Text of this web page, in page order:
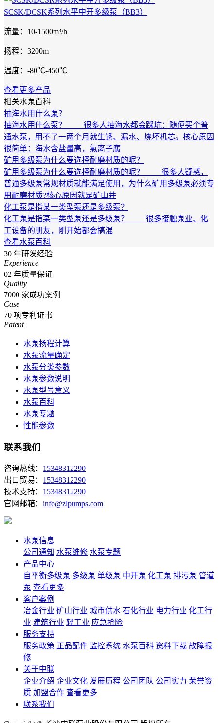
SCSK/DCSK系列水平中开多级泵（BB3）
流量：10-1500m³/h
扬程：3200m
温度：-80℃-450℃
查看更多产品
相关水泵百科
抽海水用什么泵？
抽海水用什么泵？ 很多人抽海水都会踩坑：随便买个普
通水泵，用不了一两个月就生锈、漏水、烧坏机芯。核心原因
很简单：海水含盐量高，氯离子腐
矿用多级泵为什么要选择耐磨材质的呢？
矿用多级泵为什么要选择耐磨材质的呢？ 很多人疑惑，
普通多级泵常规材质就能满足使用，为什么矿用多级泵必须专
用耐磨材质?核心原因就是矿山井
化工泵是指某一类型泵还是多级泵？
化工泵是指某一类型泵还是多级泵？ 很多接触泵业、化
工设备的朋友，刚开始都会搞混
查看水泵百科
30 年研发经验
Experience
02 年质量保证
Quality
7000 家成功案例
Case
70 项专利证书
Patent
水泵扬程计算
水泵流量确定
水泵分类参数
水泵参数说明
水泵型号意义
水泵百科
水泵专题
性能参数
联系我们
咨询热线： 15348312290
出口贸易： 15348312290
技术支持： 15348312290
官网邮箱： info@zlpumps.com
水泵信息
公司通知 水泵维修 水泵专题
产品中心
自平衡多级泵 多级泵 单级泵 中开泵 化工泵 排污泵 管道
泵 查看更多
客户案例
冶金行业 矿山行业 城市供水 石化行业 电力行业 化工行
业 建筑行业 轻工业 应急抢险
服务支持
服务政策 正品配件 监控系统 水泵百科 资料下载 故障报
修
关于中联
企业介绍 企业文化 发展历程 公司团队 公司实力 荣誉资
质 加盟合作 查看更多
联系我们